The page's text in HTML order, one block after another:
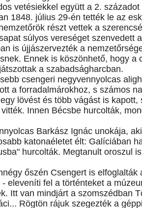
vetésiekkel együtt a 2.
1848. július 29-én tették le az
részt vettek a
súlyos vereséget szenvedett
is újjászervezték a
Ennek is köszönhető, hogy
a szabadságharcban.
csengeri negyvennyolcas
a forradalmárokhoz, s számos
lövést és több vágást is
Innen Bécsbe hurcolták,
Barkász Ignác unokája,
katonaéletet élt: Galíciában
hurcolták. Megtanult oroszul
őszén Csengert is
- eleveníti fel a történteket a
Itt van mindjárt a szomszédban
Rögtön rájuk szegezték a